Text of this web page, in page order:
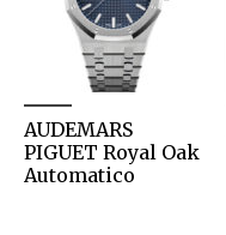
AUDEMARS
PIGUET Royal Oak
Automatico